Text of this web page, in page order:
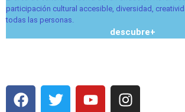
participación cultural accesible, diversidad,
todas las personas.
descubre+